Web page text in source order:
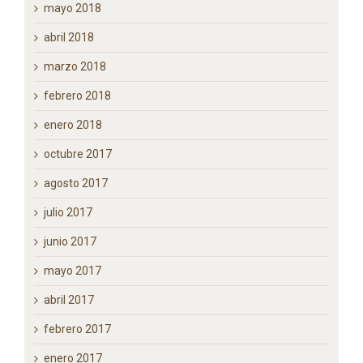
agosto 2018
julio 2018
junio 2018
mayo 2018
abril 2018
marzo 2018
febrero 2018
enero 2018
octubre 2017
agosto 2017
julio 2017
junio 2017